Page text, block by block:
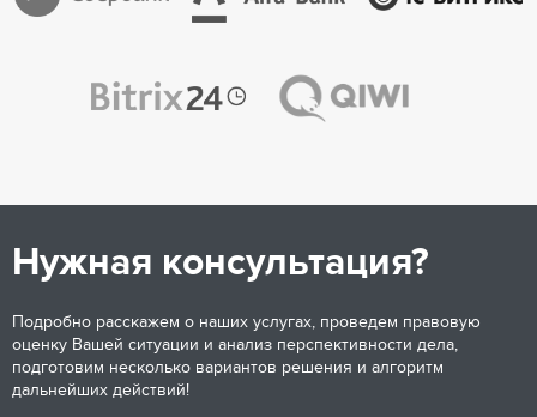
Нужная консультация?
Подробно расскажем о наших услугах, проведем правовую
оценку Вашей ситуации и анализ перспективности дела,
подготовим несколько вариантов решения и алгоритм
дальнейших действий!